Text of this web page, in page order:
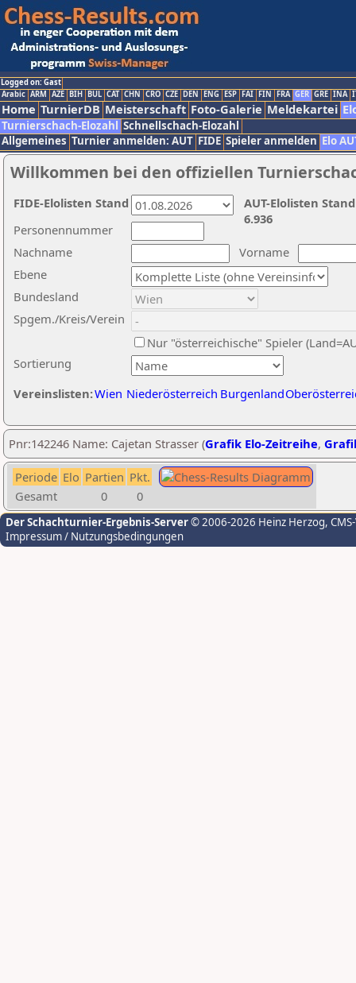
Logged on: Gast
Arabic ARM AZE BIH BUL CAT CHN CRO CZE DEN ENG ESP FAI FIN FRA GER GRE INA
Home TurnierDB Meisterschaft Foto-Galerie Meldekartei
Turnierschach-Elozahl Schnellschach-Elozahl
Allgemeines Turnier anmelden: AUT FIDE Spieler anmelden Elo
Willkommen bei den offiziellen
Nachname
Vorname
Ebene
Sortierung
Personennummer
Bundesland
Spgem./Kreis/Verein
Nur "österreichische" Spieler
Vereinslisten:Wien Niederösterreich Burgenland
AUT-Elolisten
6.936
FIDE-Elolisten Stand
Pnr:142246 Name: Cajetan Strasser (Grafik Elo-Zeitreihe,
Periode Elo Partien Pkt.
Gesamt
0 0
Der Schachturnier-Ergebnis-Server© 2006-2026 Heinz Herzog,
Impressum / Nutzungsbedingungen